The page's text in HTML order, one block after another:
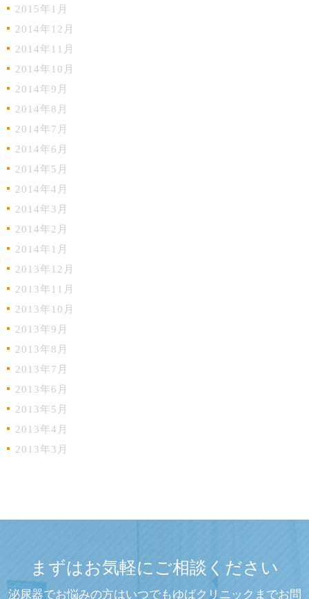
2015年1月
2014年12月
2014年11月
2014年10月
2014年9月
2014年8月
2014年7月
2014年6月
2014年5月
2014年4月
2014年3月
2014年2月
2014年1月
2013年12月
2013年11月
2013年10月
2013年9月
2013年8月
2013年7月
2013年6月
2013年5月
2013年4月
2013年3月
まずはお気軽にご相談ください
泌尿器でお悩みの方はいつでもゆばクリニックまでお問